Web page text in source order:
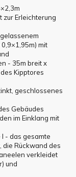
zur Erleichterung
mit
- 35m breit x
Kipptores
geschlossenes
Gebäudes
im Einklang mit
- das gesamte
die Rückwand des
verkleidet
und